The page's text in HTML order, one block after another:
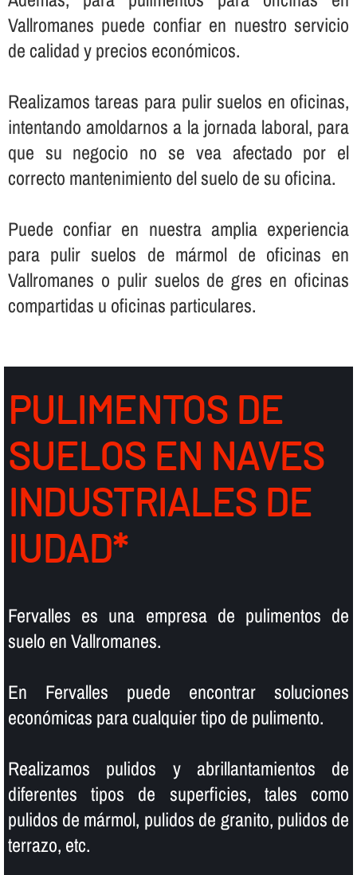
Vallromanes puede confiar en nuestro servicio
de calidad y precios económicos.
Realizamos tareas para pulir suelos en oficinas,
intentando amoldarnos a la jornada laboral, para
que su negocio no se vea afectado por el
correcto mantenimiento del suelo de su oficina.
Puede confiar en nuestra amplia experiencia
para pulir suelos de mármol de oficinas en
Vallromanes o pulir suelos de gres en oficinas
compartidas u oficinas particulares.
PULIMENTOS DE
SUELOS EN NAVES
INDUSTRIALES DE
IUDAD*
Fervalles es una empresa de pulimentos de
suelo en Vallromanes.
En Fervalles puede encontrar soluciones
económicas para cualquier tipo de pulimento.
Realizamos pulidos y abrillantamientos de
diferentes tipos de superficies, tales como
pulidos de mármol, pulidos de granito, pulidos de
terrazo, etc.